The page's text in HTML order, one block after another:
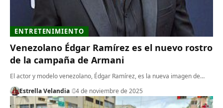
ENTRETENIMIENTO
Venezolano Édgar Ramírez es el nuevo rostro
de la campaña de Armani
El actor y modelo venezolano, Édgar Ramírez, es la nueva imagen de…
Estrella Velandia
4 de noviembre de 2025